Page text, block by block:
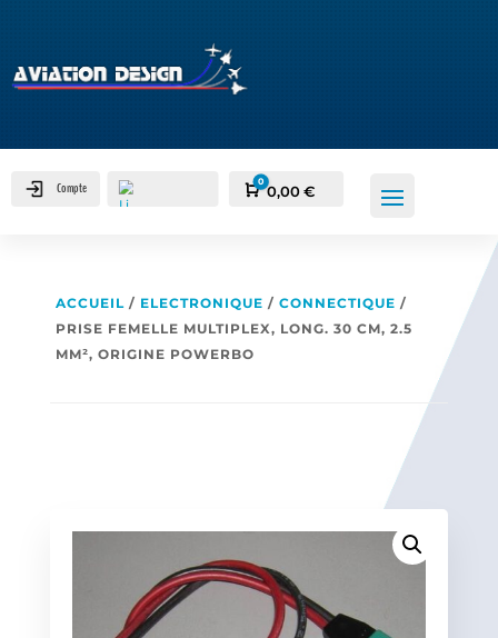
Compte Panier
0
0,00€
ACCUEIL / ELECTRONIQUE / CONNECTIQUE /
PRISE FEMELLE MULTIPLEX, LONG. 30 CM, 2.5
MM², ORIGINE POWERBO